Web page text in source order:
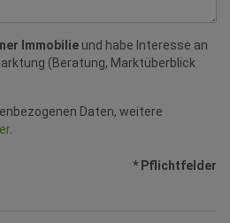
Immobilie und habe Interesse an
(Beratung, Marktüberblick
Daten, weitere
.
* Pflichtfelder